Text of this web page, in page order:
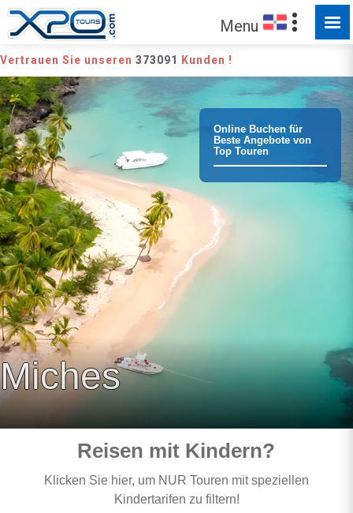
Menu
Vertrauen Sie unseren 373091 Kunden !
Online Buchen für
Beste Angebote von
Top Touren
Miches
Reisen mit Kindern?
Klicken Sie hier, um NUR Touren mit speziellen
Kindertarifen zu filtern!